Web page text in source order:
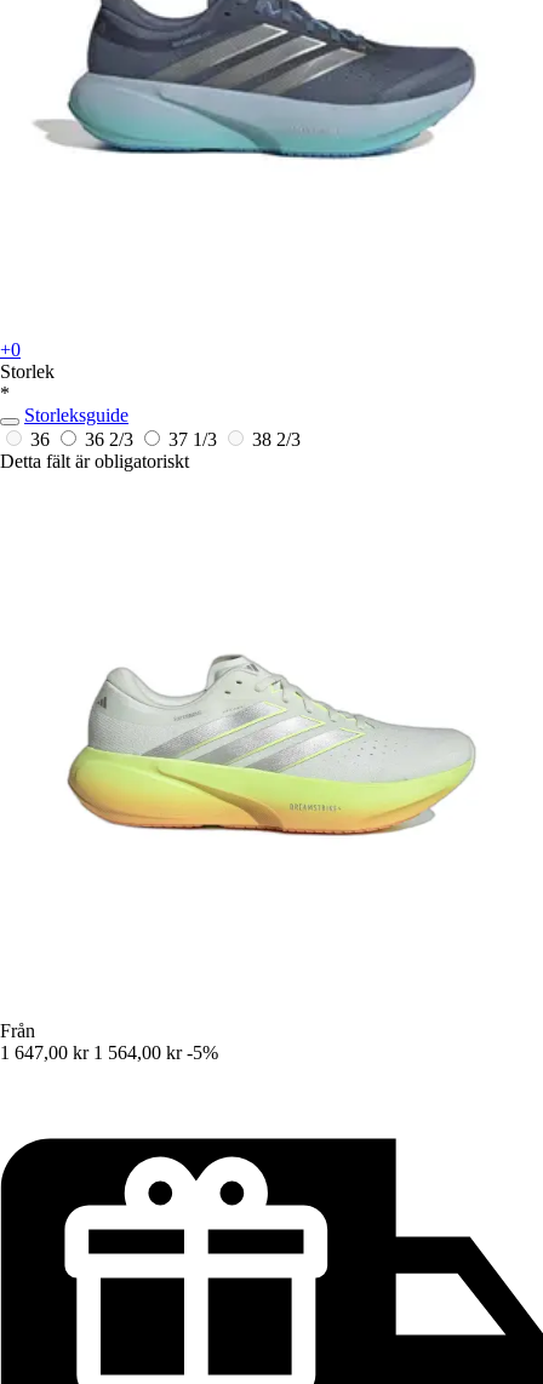
+0
Storlek
*
Storleksguide
36
36 2/3 37 1/3
38 2/3
Detta fält är obligatoriskt
Från
1 647,00 kr 1 564,00 kr -5%